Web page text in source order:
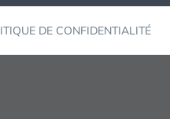
DE CONFIDENTIALITÉ